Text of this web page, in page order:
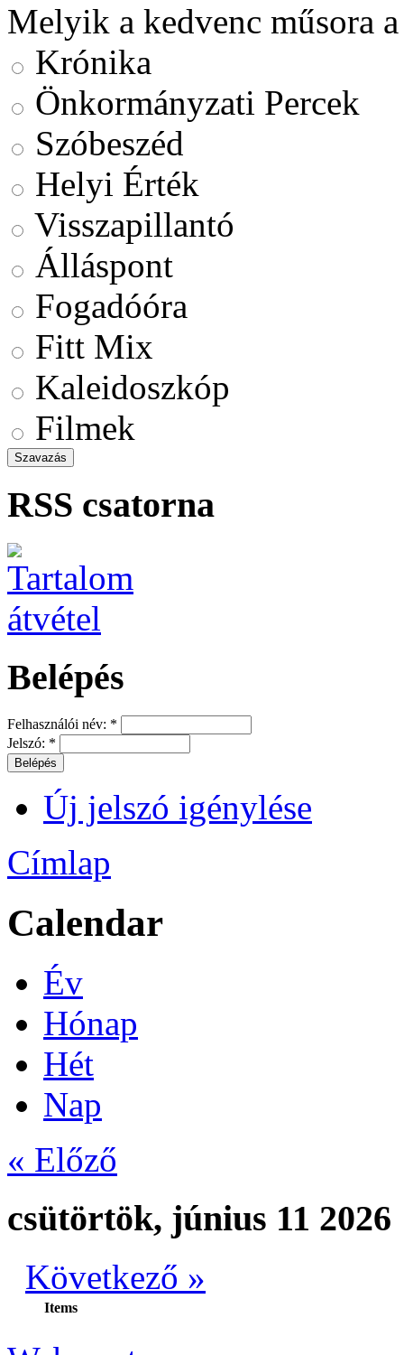
Melyik a kedvenc műsora
Krónika
Önkormányzati Percek
Szóbeszéd
Helyi Érték
Visszapillantó
Álláspont
Fogadóóra
Fitt Mix
Kaleidoszkóp
Filmek
RSS csatorna
Belépés
Felhasználói név: *
Jelszó: *
Új jelszó igénylése
Címlap
Calendar
Év
Hónap
Hét
Nap
« Előző
csütörtök, június 11 2026
Következő »
Items